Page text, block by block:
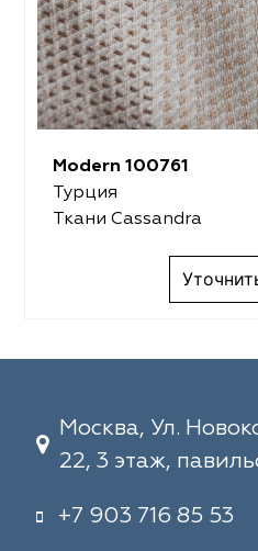
Modern 100761
Турция
Ткани Cassandra
Москва, Ул.
22, 3 этаж,
+7 903 716 85 53